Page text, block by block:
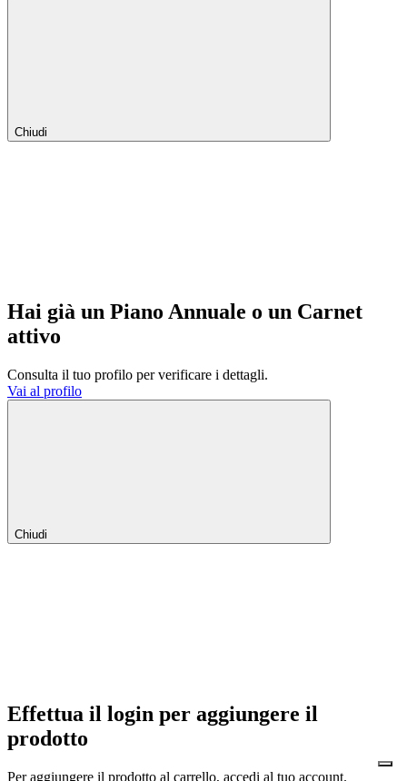
Chiudi
Hai già un Piano Annuale o un Carnet
attivo
Consulta il tuo profilo per verificare i dettagli.
Vai al profilo
Chiudi
Effettua il login per aggiungere il
prodotto
Per aggiungere il prodotto al carrello, accedi al tuo account.